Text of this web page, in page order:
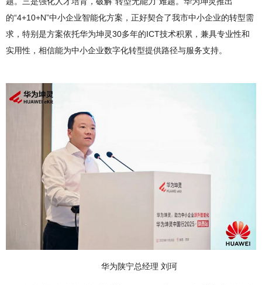
的“4+10+N”中小企业智能化方案，正好契合了我市中小企业的转型需
求，特别是方案依托华为坤灵30多年的ICT技术积累，兼具专业性和
实用性，相信能为中小企业数字化转型提供路径与服务支持。
华为陕宁总经理 刘珂